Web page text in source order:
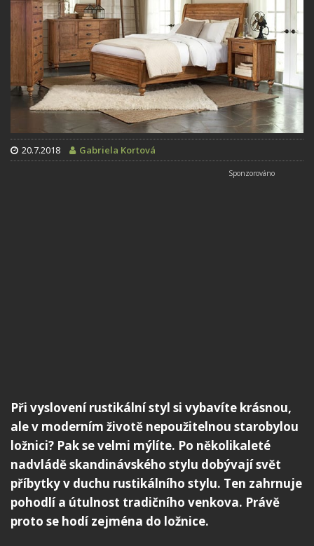
20.7.2018 Gabriela Kortová
Při vyslovení rustikální styl si vybavíte krásnou,
ale v moderním životě nepoužitelnou starobylou
ložnici? Pak se velmi mýlíte. Po několikaleté
nadvládě skandinávského stylu dobývají svět
příbytky v duchu rustikálního stylu. Ten zahrnuje
pohodlí a útulnost tradičního venkova. Právě
proto se hodí zejména do ložnice.